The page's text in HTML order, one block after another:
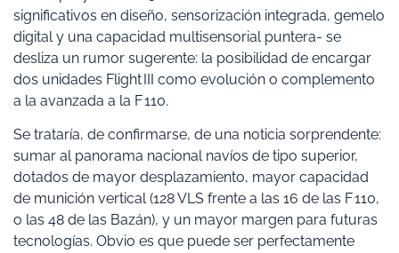
significativos en diseño, sensorización integrada, gemelo
digital y una capacidad multisensorial puntera- se
desliza un rumor sugerente: la posibilidad de encargar
dos unidades Flight III como evolución o complemento
a la avanzada a la F 110.
Se trataría, de confirmarse, de una noticia sorprendente:
sumar al panorama nacional navíos de tipo superior,
dotados de mayor desplazamiento, mayor capacidad
de munición vertical (128 VLS frente a las 16 de las F 110,
o las 48 de las Bazán), y un mayor margen para futuras
tecnologías. Obvio es que puede ser perfectamente